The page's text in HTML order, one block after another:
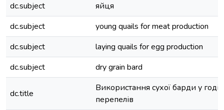
dc.subject
яйця
dc.subject
young quails for meat production
dc.subject
laying quails for egg production
dc.subject
dry grain bard
dc.title
Використання сухої барди у
перепелів